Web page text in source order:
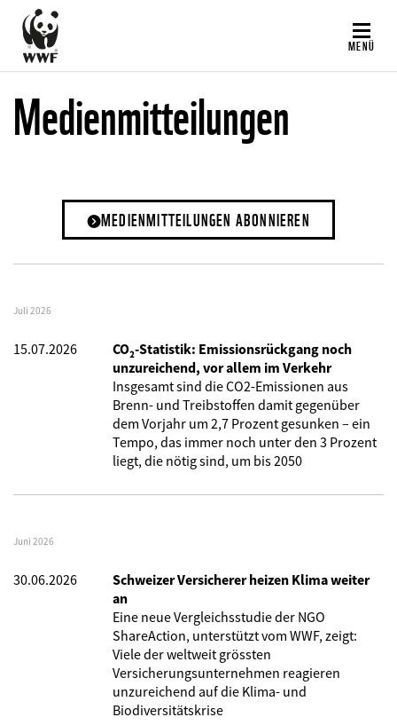
Direkt
zum
Inhalt
MENÜ
Medienmitteilungen
MEDIENMITTEILUNGEN ABONNIEREN
Juli 2026
15.07.2026
CO₂-Statistik: Emissionsrückgang noch
unzureichend, vor allem im Verkehr
Insgesamt sind die CO2-Emissionen aus
Brenn- und Treibstoffen damit gegenüber
dem Vorjahr um 2,7 Prozent gesunken – ein
Tempo, das immer noch unter den 3 Prozent
liegt, die nötig sind, um bis 2050
Juni 2026
30.06.2026
Schweizer Versicherer heizen Klima weiter
an
Eine neue Vergleichsstudie der NGO
ShareAction, unterstützt vom WWF, zeigt:
Viele der weltweit grössten
Versicherungsunternehmen reagieren
unzureichend auf die Klima- und
Biodiversitätskrise